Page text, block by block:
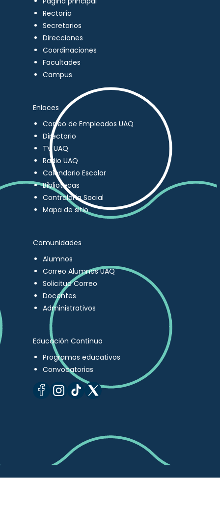
Rectoría
Secretarios
Direcciones
Coordinaciones
Facultades
Campus
Enlaces
Correo de Empleados UAQ
Directorio
TV UAQ
Radio UAQ
Calendario Escolar
Bibliotecas
Contraloría Social
Mapa de sitio
Comunidades
Alumnos
Correo Alumnos UAQ
Solicitud Correo
Docentes
Administrativos
Educación Continua
Programas educativos
Convocatorias